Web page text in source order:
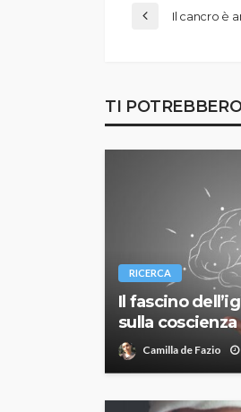
Il cancro è
TI
RICERCA
Il fascino
sulla coscienza
Camilla de Fazio